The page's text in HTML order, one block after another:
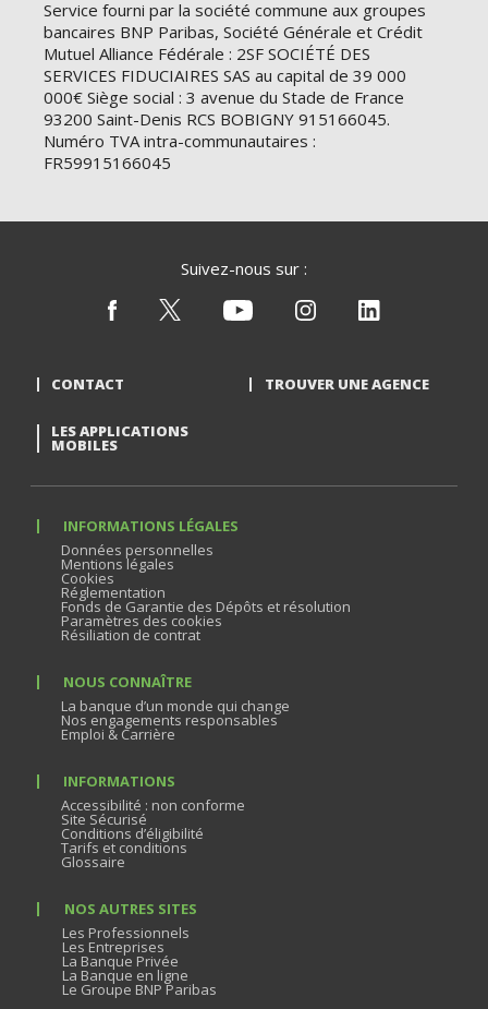
Service fourni par la société commune aux groupes
bancaires BNP Paribas, Société Générale et Crédit
Mutuel Alliance Fédérale : 2SF SOCIÉTÉ DES
SERVICES FIDUCIAIRES SAS au capital de 39 000
000€ Siège social : 3 avenue du Stade de France
93200 Saint-Denis RCS BOBIGNY 915166045.
Numéro TVA intra-communautaires :
FR59915166045
Suivez-nous sur :
CONTACT TROUVER UNE AGENCE
LES APPLICATIONS
MOBILES
INFORMATIONS LÉGALES
Données personnelles
Mentions légales
Cookies
Réglementation
Fonds de Garantie des Dépôts et résolution
Paramètres des cookies
Résiliation de contrat
NOUS CONNAÎTRE
La banque d’un monde qui change
Nos engagements responsables
Emploi & Carrière
INFORMATIONS
Accessibilité : non conforme
Site Sécurisé
Conditions d’éligibilité
Tarifs et conditions
Glossaire
NOS AUTRES SITES
Les Professionnels
Les Entreprises
La Banque Privée
La Banque en ligne
Le Groupe BNP Paribas